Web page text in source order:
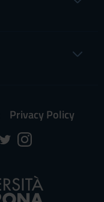
Privacy Policy